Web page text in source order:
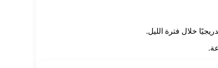
خلال فترة الليل.